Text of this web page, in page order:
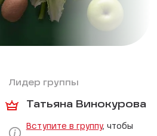
Лидер группы
Татьяна Винокурова
Вступите в группу, чтобы